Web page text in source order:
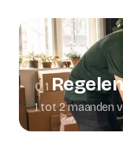
01 Regelen
1 tot 2 maanden